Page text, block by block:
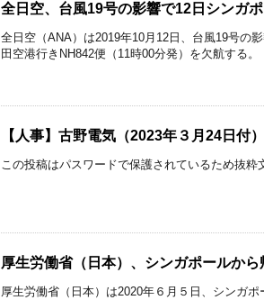
全日空、台風19号の影響で12日シンガ
全日空（ANA）は2019年10月12日、台風19号の
田空港行きNH842便（11時00分発）を欠航する。
【人事】古野電気（2023年３月24日付）
この投稿はパスワードで保護されているため抜粋
厚生労働省（日本）、シンガポールか
厚生労働省（日本）は2020年６月５日、シンガ